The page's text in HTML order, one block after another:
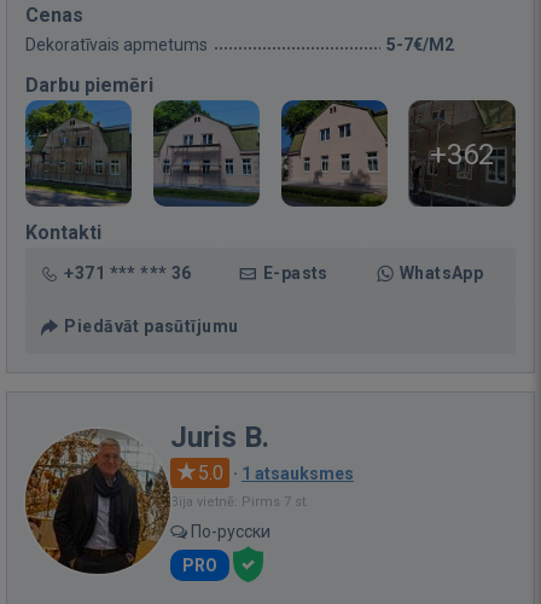
Cenas
Dekoratīvais apmetums 5-7€/M2
Darbu piemēri
+362
Kontakti
+371 *** *** 36 E-pasts WhatsApp
Piedāvāt pasūtījumu
Juris B.
5.0 · 1 atsauksmes
Bija vietnē: Pirms 7 st.
По-русски
PRO